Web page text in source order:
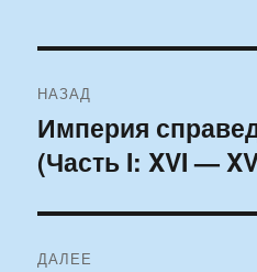
по
записям
НАЗАД
Предыдущая
запись:
Империя
(Часть I: XVI —
ДАЛЕЕ